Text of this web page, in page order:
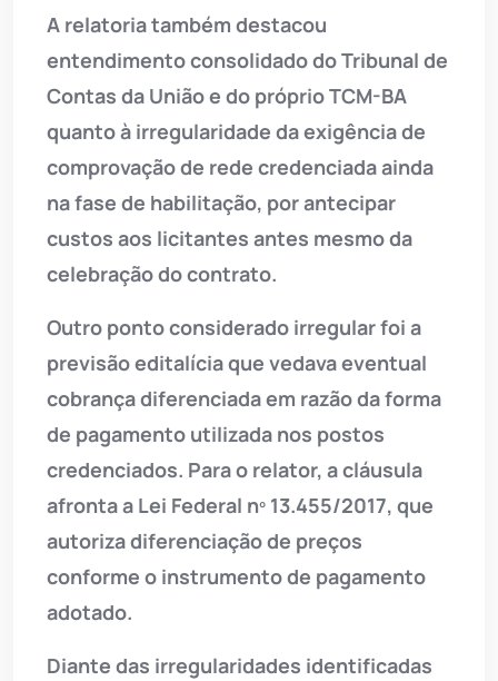
A relatoria também destacou
entendimento consolidado do Tribunal de
Contas da União e do próprio TCM-BA
quanto à irregularidade da exigência de
comprovação de rede credenciada ainda
na fase de habilitação, por antecipar
custos aos licitantes antes mesmo da
celebração do contrato.
Outro ponto considerado irregular foi a
previsão editalícia que vedava eventual
cobrança diferenciada em razão da forma
de pagamento utilizada nos postos
credenciados. Para o relator, a cláusula
afronta a Lei Federal nº 13.455/2017, que
autoriza diferenciação de preços
conforme o instrumento de pagamento
adotado.
Diante das irregularidades identificadas